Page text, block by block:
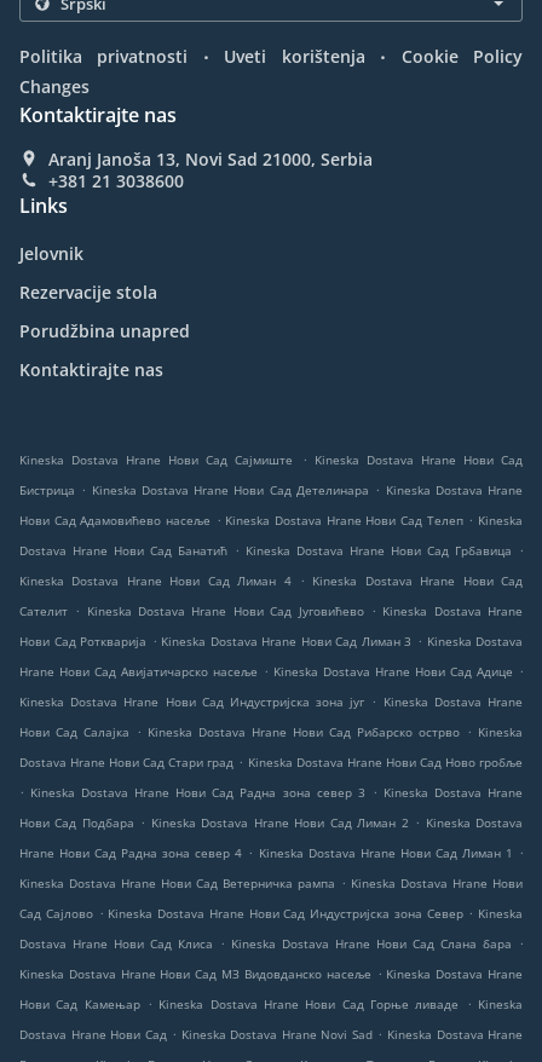
Politika privatnosti . Uveti korištenja .
Cookie Policy
Changes
Kontaktirajte nas
Aranj Janoša 13, Novi Sad 21000, Serbia
+381 21 3038600
Links
Jelovnik
Rezervacije stola
Porudžbina unapred
Kontaktirajte nas
Kineska Dostava Hrane Нови Сад Сајмиште . Kineska Dostava Hrane Нови Сад
Бистрица . Kineska Dostava Hrane Нови Сад Детелинара . Kineska Dostava Hrane
Нови Сад Адамовићево насеље . Kineska Dostava Hrane Нови Сад Телеп . Kineska
Dostava Hrane Нови Сад Банатић . Kineska Dostava Hrane Нови Сад Грбавица
.
Kineska Dostava Hrane Нови Сад Лиман 4
. Kineska Dostava Hrane Нови Сад
Сателит . Kineska Dostava Hrane Нови Сад Југовићево . Kineska Dostava Hrane
Нови Сад Роткварија . Kineska Dostava Hrane Нови Сад Лиман 3 . Kineska Dostava
Hrane Нови Сад Авијатичарско насеље . Kineska Dostava Hrane Нови Сад Адице .
Kineska Dostava Hrane Нови Сад Индустријска зона југ . Kineska Dostava Hrane
Нови Сад Салајка
. Kineska Dostava Hrane Нови Сад Рибарско острво . Kineska
Dostava Hrane Нови Сад Стари град . Kineska Dostava Hrane Нови Сад Ново гробље
. Kineska Dostava Hrane Нови Сад Радна зона север 3 . Kineska Dostava Hrane
Нови Сад Подбара . Kineska Dostava Hrane Нови Сад Лиман 2 . Kineska Dostava
Hrane Нови Сад Радна зона север 4 . Kineska Dostava Hrane Нови Сад Лиман 1
.
Kineska Dostava Hrane Нови Сад Ветерничка рампа . Kineska Dostava Hrane Нови
Сад Сајлово . Kineska Dostava Hrane Нови Сад Индустријска зона Север . Kineska
Dostava Hrane Нови Сад Клиса
. Kineska Dostava Hrane Нови Сад Слана бара
.
Kineska Dostava Hrane Нови Сад МЗ Видовданско насеље . Kineska Dostava Hrane
Нови Сад Камењар . Kineska Dostava Hrane Нови Сад Горње ливаде . Kineska
Dostava Hrane Нови Сад . Kineska Dostava Hrane Novi Sad . Kineska Dostava Hrane